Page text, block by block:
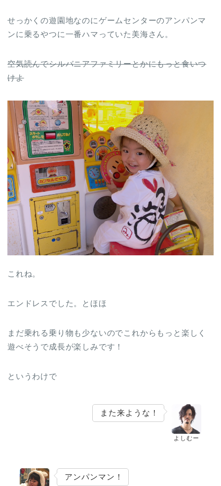
せっかくの遊園地なのにゲームセンターのアンパンマ
ンに乗るやつに一番ハマっていた美海さん。
空気読んでシルバニアファミリーとかにもっと食いつ
けよ
これね。
エンドレスでした。とほほ
まだ乗れる乗り物も少ないのでこれからもっと楽しく
遊べそうで成長が楽しみです！
というわけで
よしむー
また来ような！
アンパンマン！